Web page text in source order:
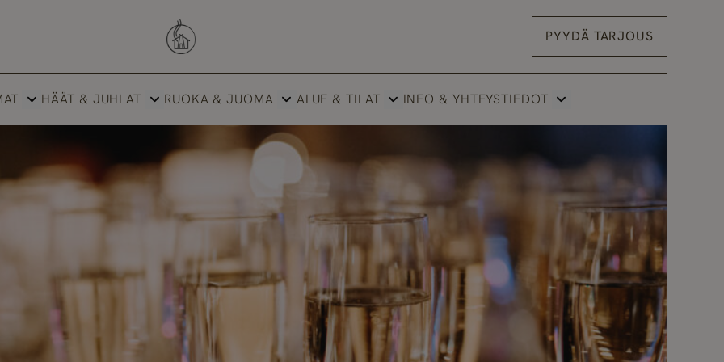
PYYDÄ TARJOUS
HÄÄT & JUHLAT RUOKA & JUOMA ALUE & TILAT INFO & YHTEYSTIEDOT